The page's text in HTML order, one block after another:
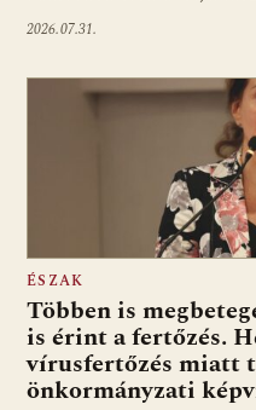
2026.07.31.
ÉSZAK
Többen is
is érint a fertőzés.
vírusfertőzés miatt
önkormányzati